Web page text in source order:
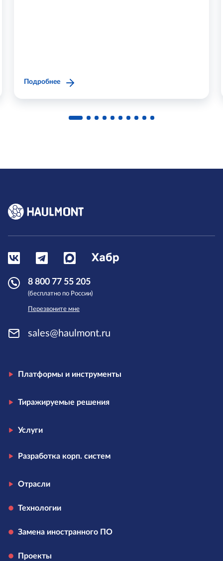
Подробнее
8 800 77 55 205
(бесплатно по России)
Перезвоните мне
sales@haulmont.ru
Платформы и инструменты
Тиражируемые решения
Услуги
Разработка корп. систем
Отрасли
Технологии
Замена иностранного ПО
Проекты